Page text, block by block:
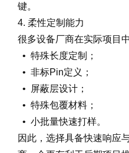
键。
4. 柔性定制能力
很多设备厂商在实际项目
• 特殊长度定制；
• 非标Pin定义；
• 屏蔽层设计；
• 特殊包覆材料；
• 小批量快速打样。
因此，选择具备快速响应